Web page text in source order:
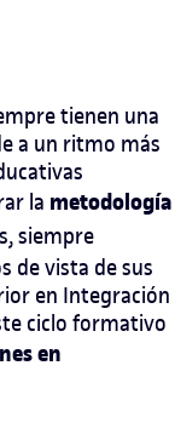
tienen una
a un ritmo más
la metodología
siempre
de vista de sus
en Integración
ciclo formativo
en